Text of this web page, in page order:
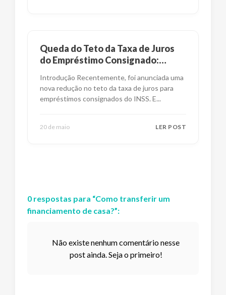
Queda do Teto da Taxa de Juros
do Empréstimo Consignado:
Introdução Recentemente, foi anunciada uma
nova redução no teto da taxa de juros para
empréstimos consignados do INSS. E...
20 de maio LER POST
0 respostas para “Como transferir um
financiamento de casa?”:
Não existe nenhum comentário nesse
post ainda. Seja o primeiro!